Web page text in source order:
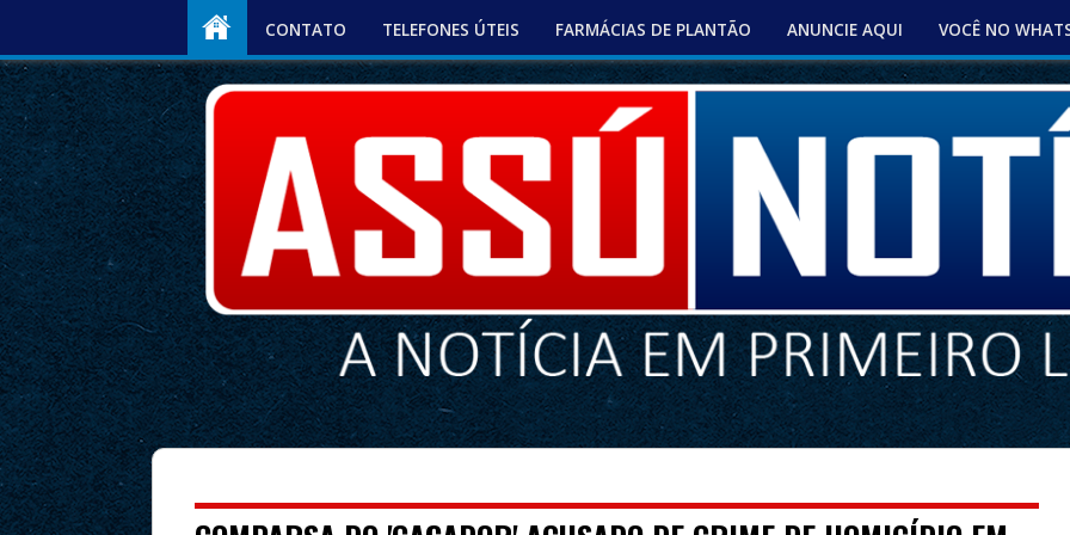
CONTATO TELEFONES ÚTEIS FARMÁCIAS DE PLANTÃO ANUNCIE AQUI VOCÊ NO